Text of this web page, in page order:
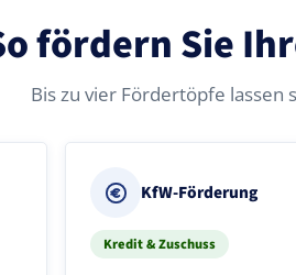
fördern Sie
Bis zu vier Fördertöpfe lassen
KfW-Förderung
Kredit & Zuschuss